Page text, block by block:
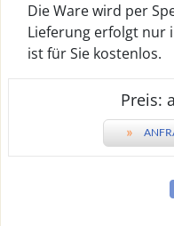
Die Ware wird per
Lieferung erfolgt nur
ist für Sie kostenlos.
Preis:
»